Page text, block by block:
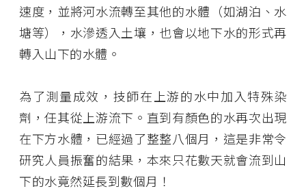
速度，並將河水流轉至其他的水體（如湖泊、水
塘等），水滲透入土壤，也會以地下水的形式再
轉入山下的水體。
為了測量成效，技師在上游的水中加入特殊染
劑，任其從上游流下。直到有顏色的水再次出現
在下方水體，已經過了整整八個月，這是非常令
研究人員振奮的結果，本來只花數天就會流到山
下的水竟然延長到數個月！